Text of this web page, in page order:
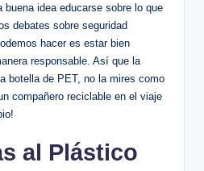
idea educarse sobre lo que
debates sobre seguridad
hacer es estar bien
responsable. Así ​que​ la
botella de PET, no ⁤la mires como
compañero reciclable en el viaje
al Plástico